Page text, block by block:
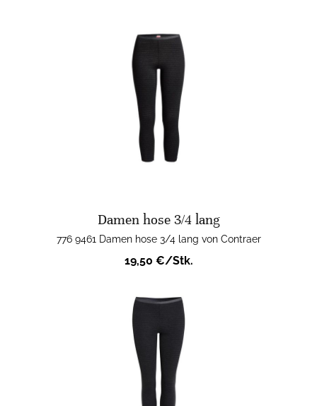
Damen hose 3/4 lang
776 9461 Damen hose 3/4 lang von Contraer
19,50 €/Stk.